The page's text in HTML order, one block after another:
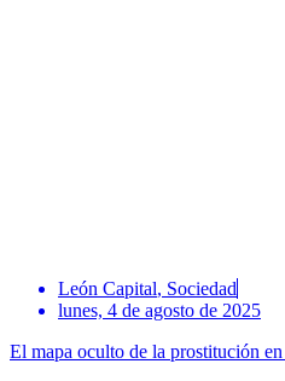
León Capital, Sociedad
lunes, 4 de agosto de 2025
El mapa oculto de la prostitución